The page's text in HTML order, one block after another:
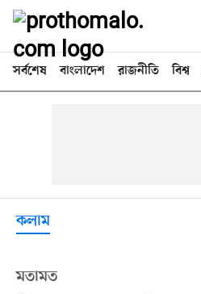
সর্বশেষ বাংলাদেশ রাজনীতি বিশ্ব
কলাম
মতামত